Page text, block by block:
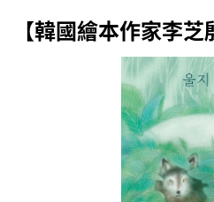
【韓國繪本作家李芝